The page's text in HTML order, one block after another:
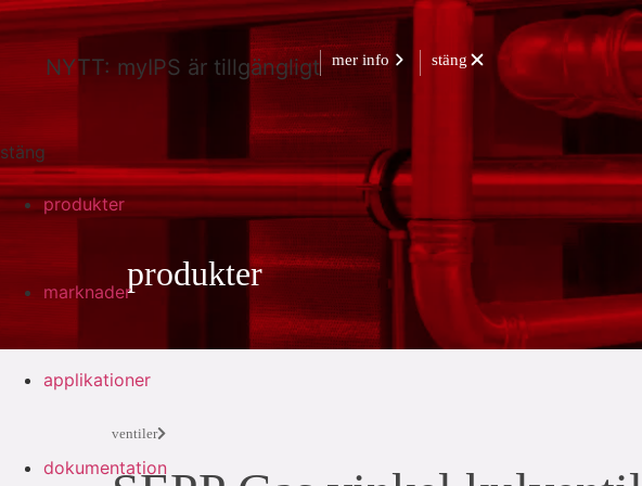
NYTT: myIPS är tillgängligt mer info stäng
stäng
produkter
marknader
applikationer
dokumentation
produkter
ventiler